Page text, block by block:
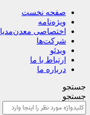
صفحه نخست
ویژه‌نامه
اختصاصی معدن‌مدیا
شرکت‌ها
ویدئو
ارتباط با ما
درباره ما
جستجو
جستجو